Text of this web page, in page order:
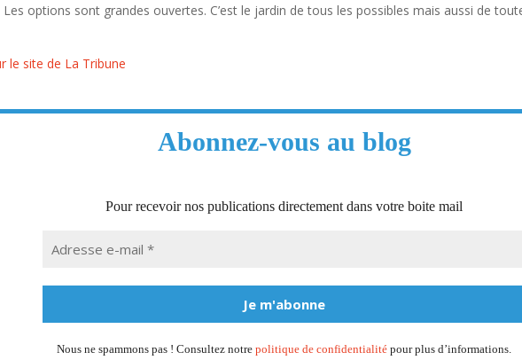
options sont grandes ouvertes. C’est le jardin de tous les possibles mais aussi de
le site de La Tribune
Abonnez-vous au blog
Pour recevoir nos publications directement dans votre boite mail
Nous ne spammons pas ! Consultez notrepolitique de confidentialité pour plus d’informations.